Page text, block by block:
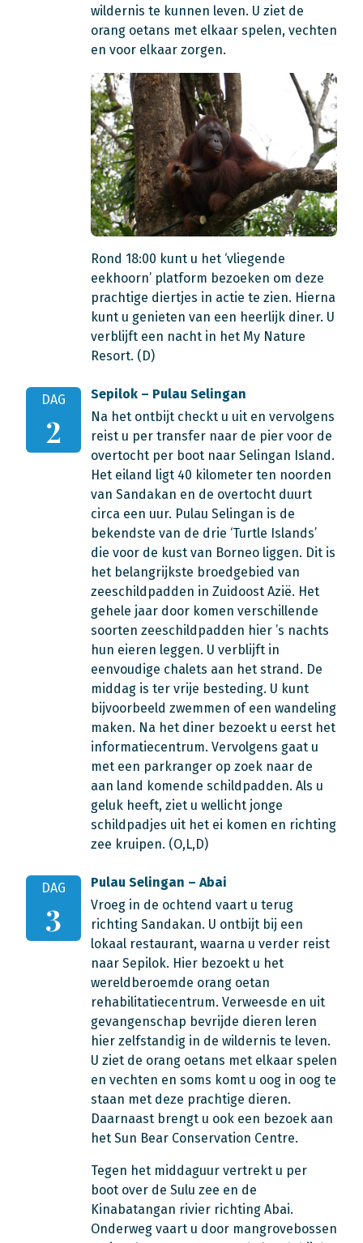
wildernis te kunnen leven. U ziet de
orang oetans met elkaar spelen, vechten
en voor elkaar zorgen.
Rond 18:00 kunt u het ‘vliegende
eekhoorn’ platform bezoeken om deze
prachtige diertjes in actie te zien. Hierna
kunt u genieten van een heerlijk diner. U
verblijft een nacht in het My Nature
Resort. (D)
DAG
2
Sepilok – Pulau Selingan
Na het ontbijt checkt u uit en vervolgens
reist u per transfer naar de pier voor de
overtocht per boot naar Selingan Island.
Het eiland ligt 40 kilometer ten noorden
van Sandakan en de overtocht duurt
circa een uur. Pulau Selingan is de
bekendste van de drie ‘Turtle Islands’
die voor de kust van Borneo liggen. Dit is
het belangrijkste broedgebied van
zeeschildpadden in Zuidoost Azië. Het
gehele jaar door komen verschillende
soorten zeeschildpadden hier ’s nachts
hun eieren leggen. U verblijft in
eenvoudige chalets aan het strand. De
middag is ter vrije besteding. U kunt
bijvoorbeeld zwemmen of een wandeling
maken. Na het diner bezoekt u eerst het
informatiecentrum. Vervolgens gaat u
met een parkranger op zoek naar de
aan land komende schildpadden. Als u
geluk heeft, ziet u wellicht jonge
schildpadjes uit het ei komen en richting
zee kruipen. (O,L,D)
DAG
3
Pulau Selingan – Abai
Vroeg in de ochtend vaart u terug
richting Sandakan. U ontbijt bij een
lokaal restaurant, waarna u verder reist
naar Sepilok. Hier bezoekt u het
wereldberoemde orang oetan
rehabilitatiecentrum. Verweesde en uit
gevangenschap bevrijde dieren leren
hier zelfstandig in de wildernis te leven.
U ziet de orang oetans met elkaar spelen
en vechten en soms komt u oog in oog te
staan met deze prachtige dieren.
Daarnaast brengt u ook een bezoek aan
het Sun Bear Conservation Centre.
Tegen het middaguur vertrekt u per
boot over de Sulu zee en de
Kinabatangan rivier richting Abai.
Onderweg vaart u door mangrovebossen